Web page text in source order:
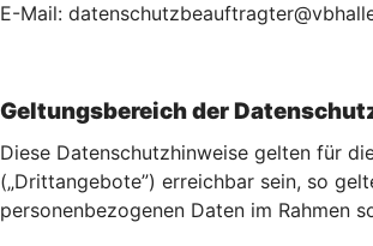
E-Mail:
Geltungsbereich der
Diese Datenschutzhinweise gelten für
(„Drittangebote”) erreichbar sein, so
personenbezogenen Daten im Rahmen